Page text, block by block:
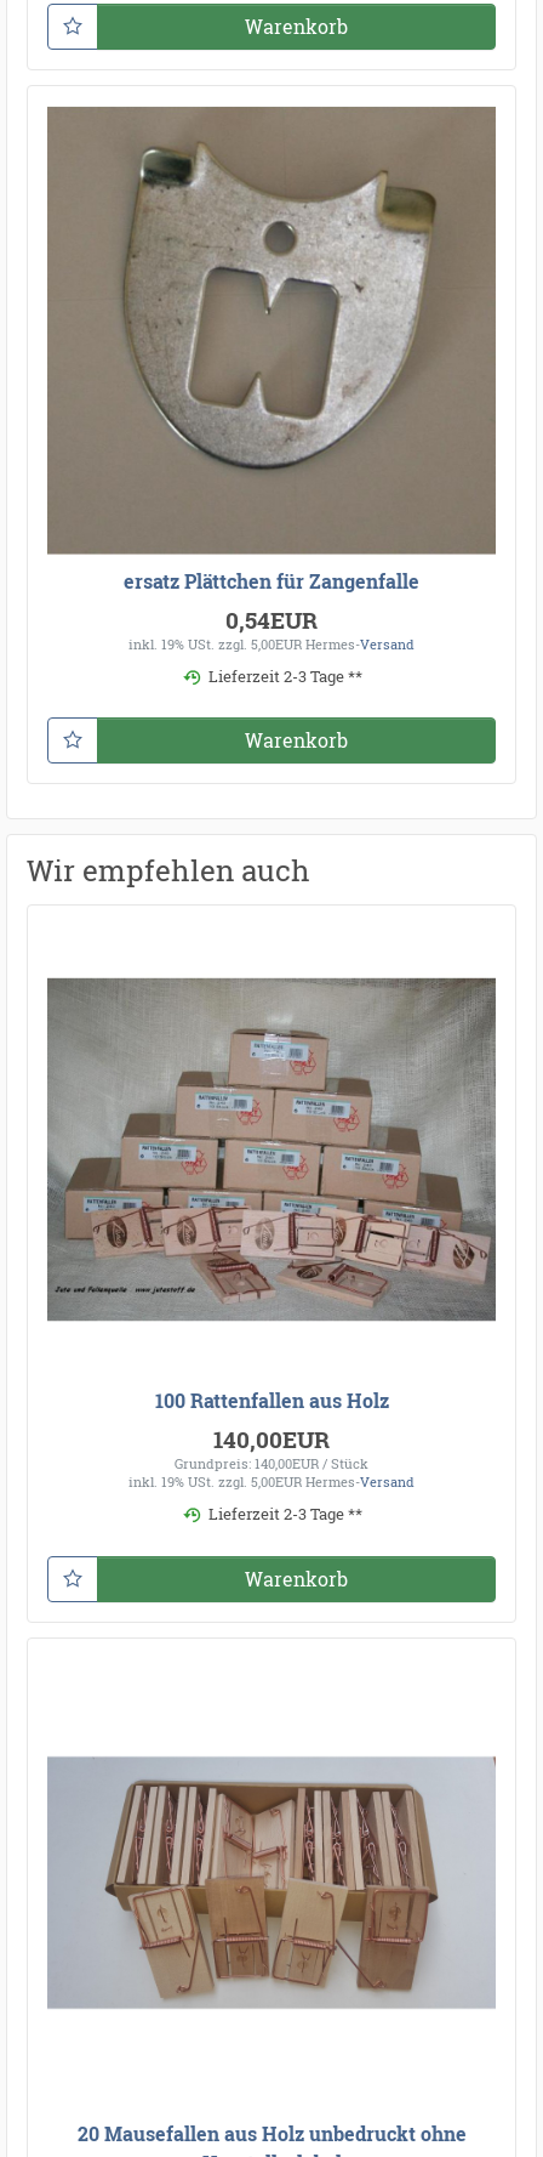
Warenkorb
ersatz Plättchen für Zangenfalle
0,54EUR
inkl. 19% USt. zzgl. 5,00EUR Hermes-Versand
Lieferzeit 2-3 Tage **
Warenkorb
Wir empfehlen auch
100 Rattenfallen aus Holz
140,00EUR
Grundpreis: 140,00EUR / Stück
inkl. 19% USt. zzgl. 5,00EUR Hermes-Versand
Lieferzeit 2-3 Tage **
Warenkorb
20 Mausefallen aus Holz unbedruckt ohne